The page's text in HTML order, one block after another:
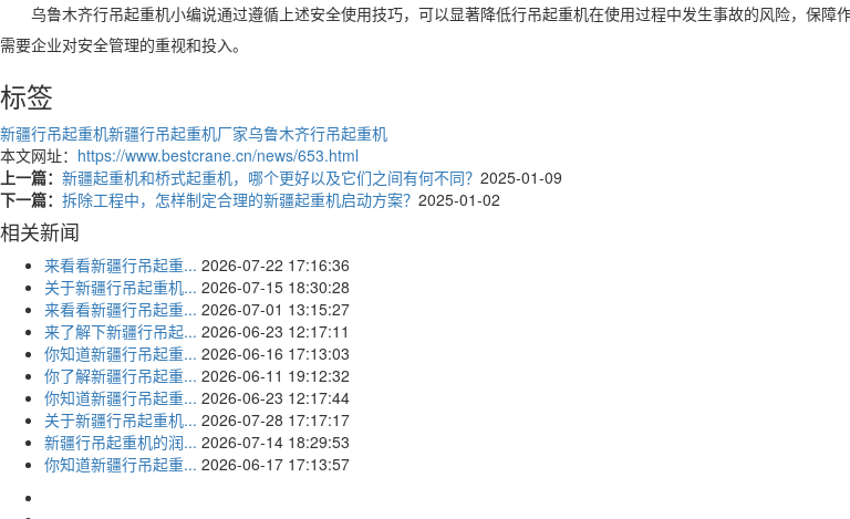
乌鲁木齐行吊起重机小编说通过遵循上述安全使用技巧，可以显著降低行吊起重机在使用过程中发生事故的风险，保
需要企业对安全管理的重视和投入。
标签
新疆行吊起重机新疆行吊起重机厂家乌鲁木齐行吊起重机
本文网址： https://www.bestcrane.cn/news/653.html
上一篇： 新疆起重机和桥式起重机，哪个更好以及它们之间有何不同？ 2025-01-09
下一篇： 拆除工程中，怎样制定合理的新疆起重机启动方案？ 2025-01-02
相关新闻
来看看新疆行吊起重... 2026-07-22 17:16:36
关于新疆行吊起重机... 2026-07-15 18:30:28
来看看新疆行吊起重... 2026-07-01 13:15:27
来了解下新疆行吊起... 2026-06-23 12:17:11
你知道新疆行吊起重... 2026-06-16 17:13:03
你了解新疆行吊起重... 2026-06-11 19:12:32
你知道新疆行吊起重... 2026-06-23 12:17:44
关于新疆行吊起重机... 2026-07-28 17:17:17
新疆行吊起重机的润... 2026-07-14 18:29:53
你知道新疆行吊起重... 2026-06-17 17:13:57